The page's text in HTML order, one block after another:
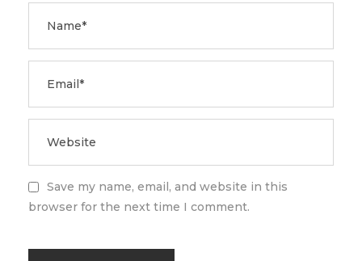
Save my name, email, and website in this
browser for the next time I comment.